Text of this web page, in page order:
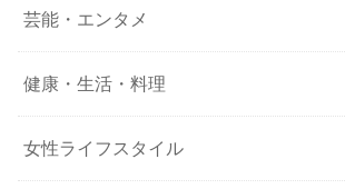
芸能・エンタメ
健康・生活・料理
女性ライフスタイル